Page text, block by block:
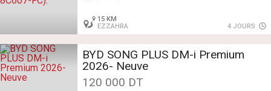
15 KM
EZZAHRA
4 JOURS
BYD SONG PLUS DM-i Premium
2026- Neuve
120 000 DT